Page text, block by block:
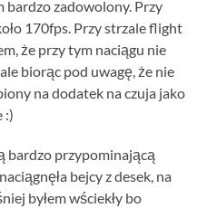
zadowolony. Przy
170fps. Przy strzale flight
że przy tym naciągu nie
biorąc pod uwagę, że nie
na dodatek na czuja jako
:)
bardzo przypominającą
bejcy z desek, na
byłem wściekły bo